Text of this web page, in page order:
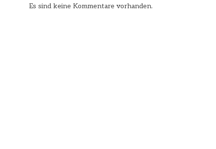
Es sind keine Kommentare vorhanden.